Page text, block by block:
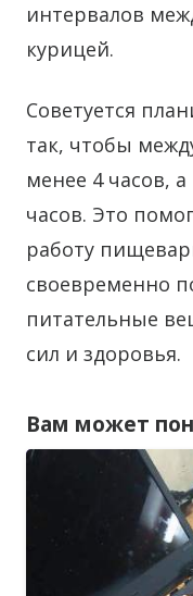
интервалов
курицей.
Советуется
так, чтобы
менее 4 часов,
часов. Это
работу
своевременно
питательные
сил и здоровья.
Вам может